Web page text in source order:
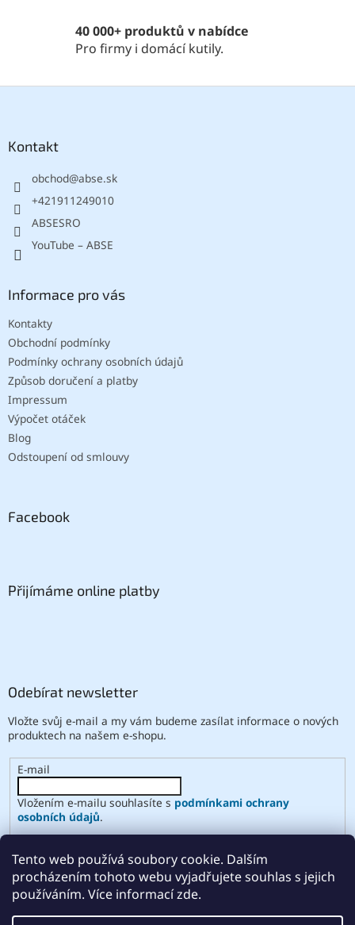
Tento web používá soubory cookie. Dalším
procházením tohoto webu vyjadřujete souhlas s jejich
používáním. Více informací zde.
p
i
s
40 000+ produktů v nabídce
Pro firmy i domácí kutily.
Kontakt
obchod@abse.sk
+421911249010
ABSESRO
YouTube – ABSE
Informace pro vás
Kontakty
Obchodní podmínky
Podmínky ochrany osobních údajů
Způsob doručení a platby
Impressum
Výpočet otáček
Blog
Odstoupení od smlouvy
Facebook
Přijímáme online platby
Odebírat newsletter
Vložte svůj e-mail a my vám budeme zasílat informace o nových
produktech na našem e-shopu.
E-mail
Vložením e-mailu souhlasíte s podmínkami ochrany
osobních údajů.
PŘIHLÁSIT SE